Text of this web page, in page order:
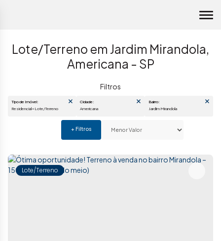
Lote/Terreno em Jardim Mirandola,
Americana - SP
Residencial » Lote/Terreno Americana
Lote/Terreno